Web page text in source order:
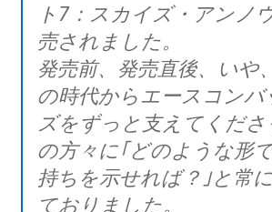
ト7：スカイズ・アンノ
売されました。
発売前、発売直後、いや
の時代からエースコン
ズをずっと支えてくだ
の方々に｢どのような形
持ちを示せれば？｣と常
ておりました。